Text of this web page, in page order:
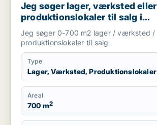
Jeg søger lager, værksted eller
produktionslokaler til salg i
Storkøbenhavn
Jeg søger 0-700 m2 lager / værksted /
produktionslokaler til salg
Type
Lager, Værksted, Produktionslokaler
Areal
700 m2